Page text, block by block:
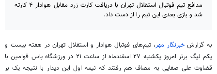
مدافع تیم فوتبال استقلال تهران با دریافت کارت زرد مقابل هوادار ۴ کارته
شد و بازی بعدی این تیم را از دست داد.
به گزارشخبرنگار مهر، تیم‌های فوتبال هوادار و استقلال تهران در هفته بیست و
یکم لیگ برتر امروز یکشنبه ۲۷ اسفندماه از ساعت ۲۱ در ورزشگاه پاس قوامین با
قضاوت علی صفایی به مصاف هم رفتند که نیمه اول این دیدار با نتیجه یک بر